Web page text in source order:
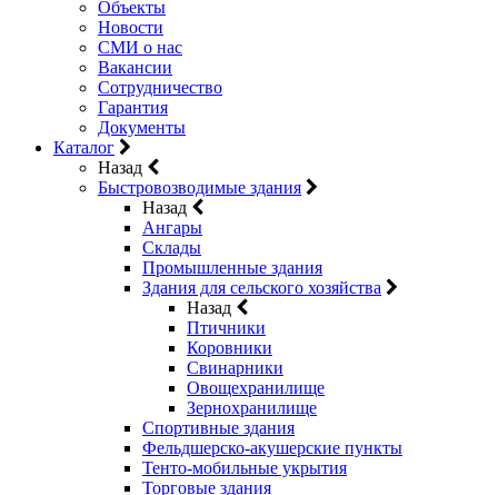
Объекты
Новости
СМИ о нас
Вакансии
Сотрудничество
Гарантия
Документы
Каталог
Назад
Быстровозводимые здания
Назад
Ангары
Склады
Промышленные здания
Здания для сельского хозяйства
Назад
Птичники
Коровники
Свинарники
Овощехранилище
Зернохранилище
Спортивные здания
Фельдшерско-акушерские пункты
Тенто-мобильные укрытия
Торговые здания